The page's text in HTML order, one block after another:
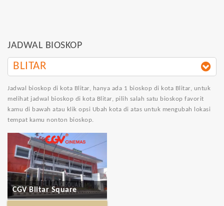
JADWAL BIOSKOP
BLITAR
Jadwal bioskop di kota Blitar, hanya ada 1 bioskop di kota Blitar, untuk
melihat jadwal bioskop di kota Blitar, pilih salah satu bioskop favorit
kamu di bawah atau klik opsi Ubah kota di atas untuk mengubah lokasi
tempat kamu nonton bioskop.
CGV Blitar Square